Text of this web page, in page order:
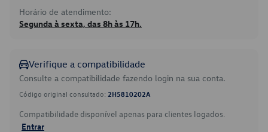
Horário de atendimento:
Segunda à sexta, das 8h às 17h.
Verifique a compatibilidade
Consulte a compatibilidade fazendo login na sua conta.
Código original consultado: 2H5810202A
Compatibilidade disponível apenas para clientes logados.
Entrar